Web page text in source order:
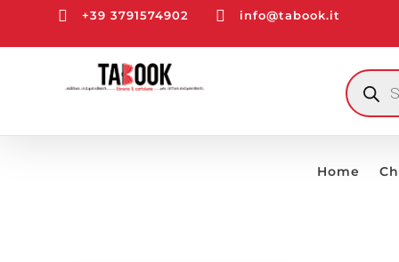
 +39 3791574902  info@tabook.it
RICERCA
Home